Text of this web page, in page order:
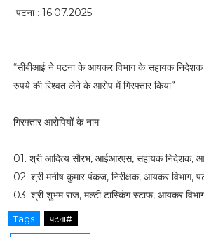
पटना : 16.07.2025
“सीबीआई ने पटना के आयकर विभाग के सहायक निदेशक
रुपये की रिश्वत लेने के आरोप में गिरफ्तार किया”
गिरफ्तार आरोपियों के नाम:
01. श्री आदित्य सौरभ, आईआरएस, सहायक निदेशक,
02. श्री मनीष कुमार पंकज, निरीक्षक, आयकर विभाग,
03. श्री शुभम राज, मल्टी टास्किंग स्टाफ, आयकर
Tags पटना#